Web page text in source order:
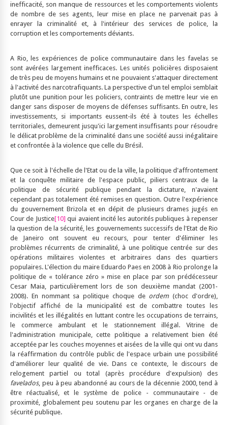
inefficacité, son manque de ressources et les comportements violents
de nombre de ses agents, leur mise en place ne parvenait pas à
enrayer la criminalité et, à l'intérieur des services de police, la
corruption et les comportements déviants.
A Rio, les expériences de police communautaire dans les favelas se
sont avérées largement inefficaces. Les unités policières disposaient
de très peu de moyens humains et ne pouvaient s'attaquer directement
à l'activité des narcotrafiquants. La perspective d'un tel emploi semblait
plutôt une punition pour les policiers, contraints de mettre leur vie en
danger sans disposer de moyens de défenses suffisants. En outre, les
investissements, si importants eussent-ils été à toutes les échelles
territoriales, demeurent jusqu'ici largement insuffisants pour résoudre
le délicat problème de la criminalité dans une société aussi inégalitaire
et confrontée à la violence que celle du Brésil.
Que ce soit à l'échelle de l'Etat ou de la ville, la politique d'affrontement
et la conquête militaire de l'espace public, piliers centraux de la
politique de sécurité publique pendant la dictature, n'avaient
cependant pas totalement été remises en question. Outre l'expérience
du gouvernement Brizola et en dépit de plusieurs drames jugés en
Cour de Justice[10] qui avaient incité les autorités publiques à repenser
la question de la sécurité, les gouvernements successifs de l'Etat de Rio
de Janeiro ont souvent eu recours, pour tenter d'éliminer les
problèmes récurrents de criminalité, à une politique centrée sur des
opérations militaires violentes et arbitraires dans des quartiers
populaires. L'élection du maire Eduardo Paes en 2008 à Rio prolonge la
politique de « tolérance zéro » mise en place par son prédécesseur
Cesar Maia, particulièrement lors de son deuxième mandat (2001-
2008). En nommant sa politique choque de ordem (choc d'ordre),
l'objectif affiché de la municipalité est de combattre toutes les
incivilités et les illégalités en luttant contre les occupations de terrains,
le commerce ambulant et le stationnement illégal. Vitrine de
l'administration municipale, cette politique a relativement bien été
acceptée par les couches moyennes et aisées de la ville qui ont vu dans
la réaffirmation du contrôle public de l'espace urbain une possibilité
d'améliorer leur qualité de vie. Dans ce contexte, le discours de
relogement partiel ou total (après procédure d'expulsion) des
favelados, peu à peu abandonné au cours de la décennie 2000, tend à
être réactualisé, et le système de police - communautaire - de
proximité, globalement peu soutenu par les organes en charge de la
sécurité publique.